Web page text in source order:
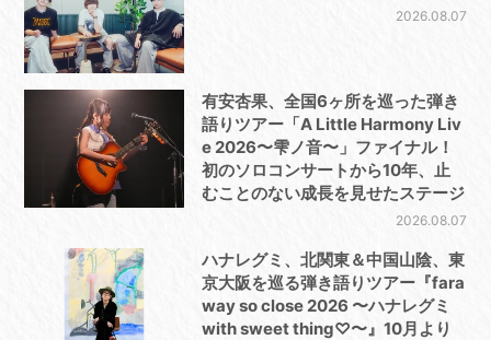
2026.08.07
有安杏果、全国6ヶ所を巡った弾き
語りツアー「A Little Harmony Liv
e 2026〜雫ノ音〜」ファイナル！
初のソロコンサートから10年、止
むことのない成長を見せたステージ
2026.08.07
ハナレグミ、北関東＆中国山陰、東
京大阪を巡る弾き語りツアー『fara
way so close 2026 〜ハナレグミ
with sweet thing♡〜』10月より